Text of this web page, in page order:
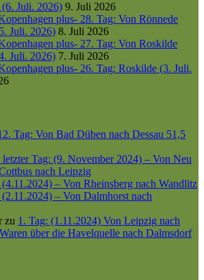
(6. Juli. 2026) 9. Juli 2026
plus- 28. Tag: Von Rönnede
Juli. 2026) 8. Juli 2026
plus- 27. Tag: Von Roskilde
Juli. 2026) 7. Juli 2026
plus- 26. Tag: Roskilde (3. Juli.
Tag: Von Bad Düben nach Dessau 51,5
letzter Tag: (9. November 2024) – Von Neu
nach Leipzig
– Von Rheinsberg nach Wandlitz
(2.11.2024) – Von Dalmhorst nach
zu 1. Tag: (1.11.2024) Von Leipzig nach
über die Havelquelle nach Dalmsdorf